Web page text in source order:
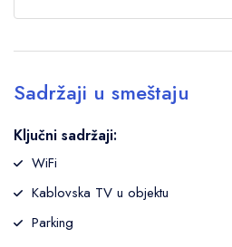
Sadržaji u smeštaju
Ključni sadržaji:
WiFi
Kablovska TV u objektu
Parking